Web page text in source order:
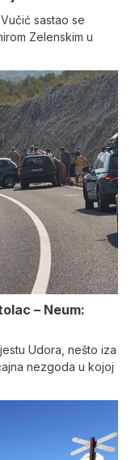
sastao se
Zelenskim u
– Neum:
Udora, nešto iza
nezgoda u kojoj